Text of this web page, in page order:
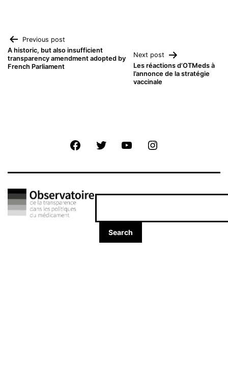
Navigation
de
Previous post
A historic, but also insufficient
transparency amendment adopted by
French Parliament
Next post
Les réactions d’OTMeds à
l’annonce de la stratégie
vaccinale
FacebookTwitter Youtube